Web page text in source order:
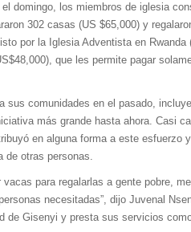
domingo, los miembros de iglesia
302 casas (US $65,000) y
por la Iglesia Adventista en Rwanda
que les permite pagar
sus comunidades en el pasado,
más grande hasta ahora. Casi
en alguna forma a este esfuerzo
de otras personas.
vacas para regalarlas a gente pobre,
necesitadas”, dijo Juvenal
de Gisenyi y presta sus servicios